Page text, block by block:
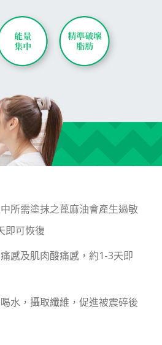
所需塗抹之蓖麻油會產生過敏
即可恢復
感及肌肉酸痛感，約1-3天即
水，攝取纖維，促進被震碎後